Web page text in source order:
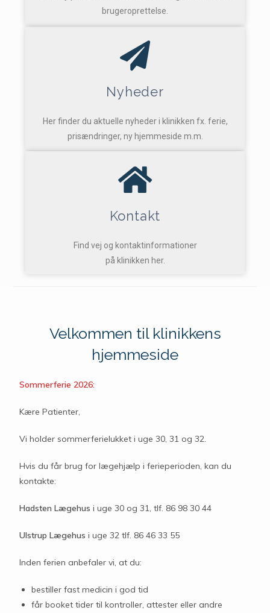
brugeroprettelse.
Nyheder
Her finder du aktuelle nyheder i klinikken fx. ferie,
prisændringer, ny hjemmeside m.m.
Kontakt
Find vej og kontaktinformationer
på klinikken her.
Velkommen til klinikkens
hjemmeside
Sommerferie 2026:
Kære Patienter,
Vi holder sommerferielukket i uge 30, 31 og 32.
Hvis du får brug for lægehjælp i ferieperioden, kan du
kontakte:
Hadsten Lægehus i uge 30 og 31, tlf. 86 98 30 44
Ulstrup Lægehus i uge 32 tlf. 86 46 33 55
Inden ferien anbefaler vi, at du:
bestiller fast medicin i god tid
får booket tider til kontroller, attester eller andre